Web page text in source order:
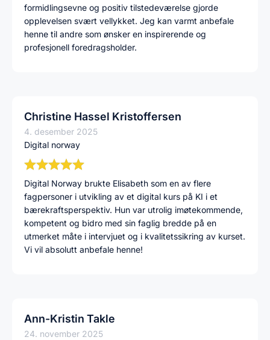
formidlingsevne og positiv tilstedeværelse gjorde
opplevelsen svært vellykket. Jeg kan varmt anbefale
henne til andre som ønsker en inspirerende og
profesjonell foredragsholder.
Christine Hassel Kristoffersen
4. desember 2025
Digital norway
Digital Norway brukte Elisabeth som en av flere
fagpersoner i utvikling av et digital kurs på KI i et
bærekraftsperspektiv. Hun var utrolig imøtekommende,
kompetent og bidro med sin faglig bredde på en
utmerket måte i intervjuet og i kvalitetssikring av kurset.
Vi vil absolutt anbefale henne!
Ann-Kristin Takle
24. november 2025